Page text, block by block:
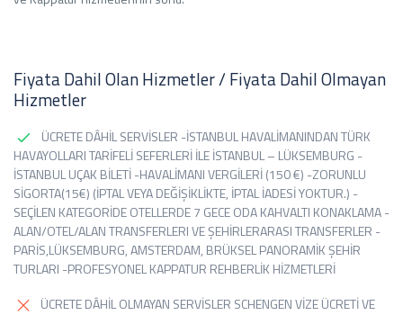
Fiyata Dahil Olan Hizmetler / Fiyata Dahil Olmayan
Hizmetler
ÜCRETE DÂHİL SERVİSLER -İSTANBUL HAVALİMANINDAN TÜRK
HAVAYOLLARI TARİFELİ SEFERLERİ İLE İSTANBUL – LÜKSEMBURG -
İSTANBUL UÇAK BİLETİ -HAVALİMANI VERGİLERİ (150 €) -ZORUNLU
SİGORTA(15€) (İPTAL VEYA DEĞİŞİKLİKTE, İPTAL İADESİ YOKTUR.) -
SEÇİLEN KATEGORİDE OTELLERDE 7 GECE ODA KAHVALTI KONAKLAMA -
ALAN/OTEL/ALAN TRANSFERLERI VE ŞEHİRLERARASI TRANSFERLER -
PARİS,LÜKSEMBURG, AMSTERDAM, BRÜKSEL PANORAMİK ŞEHİR
TURLARI -PROFESYONEL KAPPATUR REHBERLİK HİZMETLERİ
ÜCRETE DÂHİL OLMAYAN SERVİSLER SCHENGEN VİZE ÜCRETİ VE